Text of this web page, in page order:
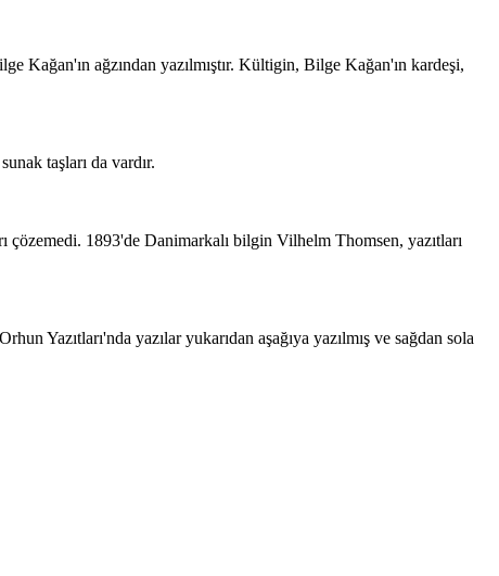
ağzından yazılmıştır. Kültigin, Bilge Kağan'ın kardeşi,
taşları da vardır.
çözemedi. 1893'de Danimarkalı bilgin Vilhelm Thomsen, yazıtları
Yazıtları'nda yazılar yukarıdan aşağıya yazılmış ve sağdan sola